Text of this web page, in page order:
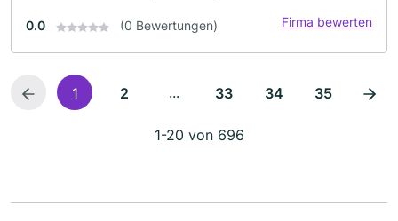
0.0 (0 Bewertungen) Firma bewerten
1 2 ... 33 34 35
1-20 von 696